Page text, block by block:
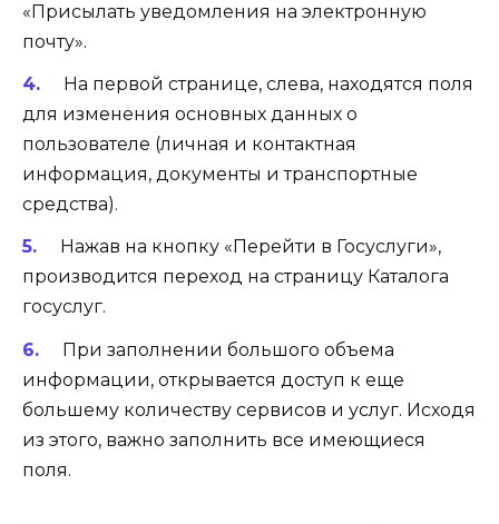
«Присылать уведомления на электронную
почту».
На первой странице, слева, находятся поля
для изменения основных данных о
пользователе (личная и контактная
информация, документы и транспортные
средства).
Нажав на кнопку «Перейти в Госуслуги»,
производится переход на страницу Каталога
госуслуг.
При заполнении большого объема
информации, открывается доступ к еще
большему количеству сервисов и услуг. Исходя
из этого, важно заполнить все имеющиеся
поля.